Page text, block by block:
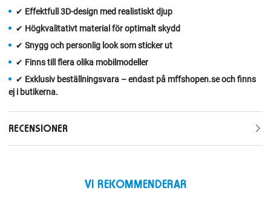
✔ Effektfull 3D‑design med realistiskt djup
✔ Högkvalitativt material för optimalt skydd
✔ Snygg och personlig look som sticker ut
✔ Finns till flera olika mobilmodeller
✔ Exklusiv beställningsvara – endast på mffshopen.se och finns
ej i butikerna.
RECENSIONER
VI REKOMMENDERAR